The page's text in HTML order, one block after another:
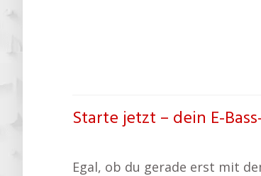
Starte jetzt – dein E-
Egal, ob du gerade erst mit